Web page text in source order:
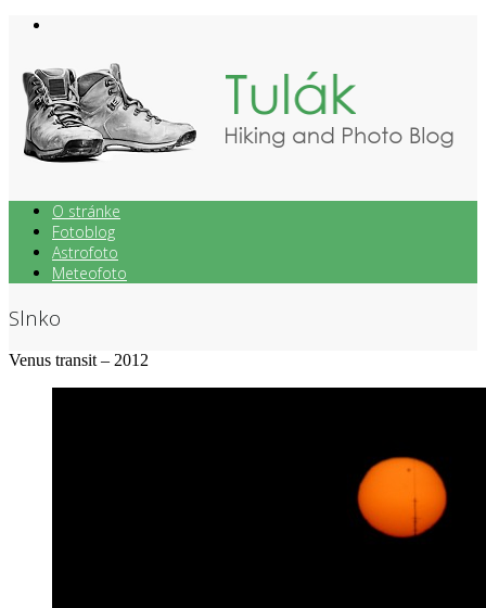
Skip
O stránke
Fotoblog
Astrofoto
Meteofoto
Slnko
Venus transit – 2012